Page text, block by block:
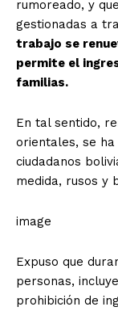
rumoreado, y
gestionadas a
trabajo se
permite el
familias.
En tal sentido,
orientales, se
ciudadanos
medida, rusos y
image
Expuso que
personas,
prohibición de